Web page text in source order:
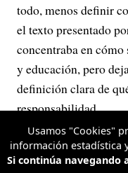
todo, menos definir
el texto presentado
concentraba en
y educación, pero
definición clara de
responsabilidad.
Esa lectura fue
territorios. Voceros
Usamos "Cookies"
información estadística
Si continúa navegando